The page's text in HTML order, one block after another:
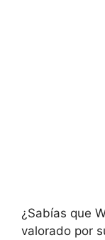
¿Sabías que
valorado por